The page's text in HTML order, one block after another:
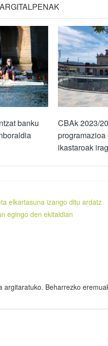
banku
CBAk 2023/
programazioa
ikastaroak
elkartasuna izango ditu ardatz
egingo den ekitaldian
argitaratuko. Beharrezko